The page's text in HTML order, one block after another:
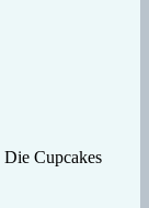
Die Cupcakes